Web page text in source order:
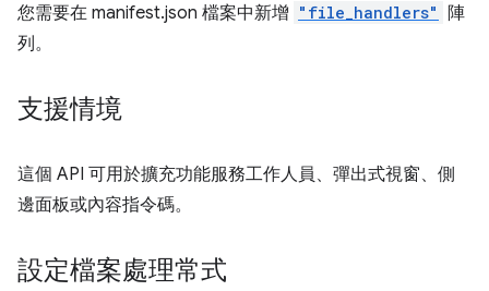
您需要在 manifest.json 檔案中新增 "file_handlers"
陣
列。
支援情境
這個 API 可用於擴充功能服務工作人員、彈出式視窗、側
邊面板或內容指令碼。
設定檔案處理常式